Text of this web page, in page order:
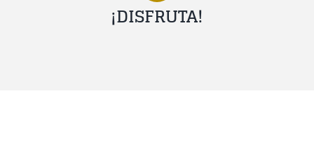
¡DISFRUTA!